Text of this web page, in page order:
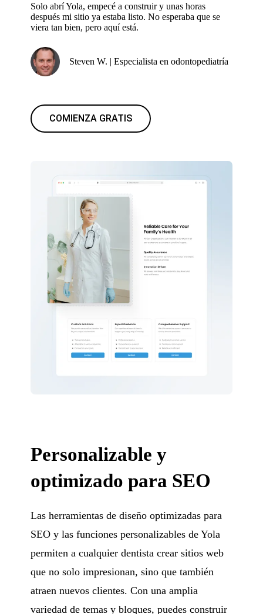
Solo abrí Yola, empecé a construir y unas horas
después mi sitio ya estaba listo. No esperaba que se
viera tan bien, pero aquí está.
Steven W. | Especialista en odontopediatría
COMIENZA GRATIS
Personalizable y
optimizado para SEO
Las herramientas de diseño optimizadas para
SEO y las funciones personalizables de Yola
permiten a cualquier dentista crear sitios web
que no solo impresionan, sino que también
atraen nuevos clientes. Con una amplia
variedad de temas y bloques, puedes construir